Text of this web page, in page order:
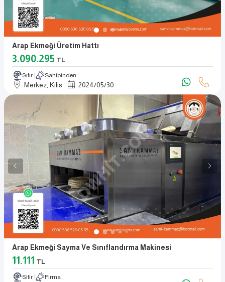
Arap Ekmeği Üretim Hattı
3.090.295 TL
Sıfır Sahibinden
Merkez, Kilis 2024/05/30
Arap Ekmeği Sayma Ve Sınıflandırma Makinesi
11.111 TL
Sıfır Firma